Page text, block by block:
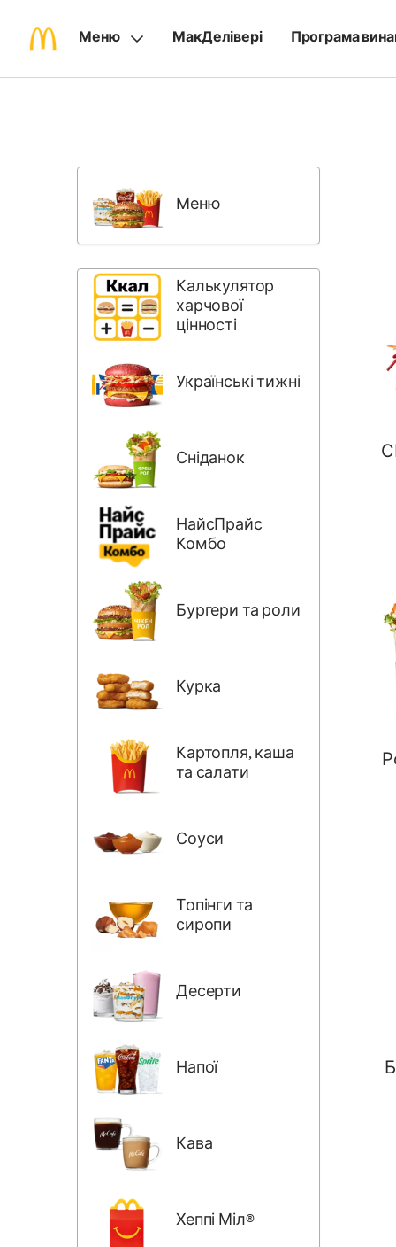
Меню МакДелівері Програма
Меню
Калькулятор
харчової
цінності
Українські тижні
Сніданок
НайсПрайс
Комбо
Бургери та роли
Курка
Картопля, каша
та салати
Соуси
Топінги та
сиропи
Десерти
Напої
Кава
Хеппі Міл®